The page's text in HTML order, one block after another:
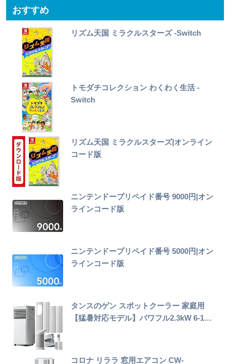
おすすめ
リズム天国 ミラクルスターズ -Switch
トモダチコレクション わくわく生活 -
Switch
リズム天国 ミラクルスターズ|オンライン
コード版
ニンテンドープリペイド番号 9000円|オン
ラインコード版
ニンテンドープリペイド番号 5000円|オン
ラインコード版
タンスのゲン スポットクーラー 家庭用
【猛暑対応モデル】パワフル2.3kW 6-1…
コロナ リララ 窓用エアコン CW-